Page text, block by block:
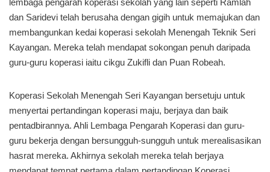
lembaga pengarah koperasi sekolah yang lain seperti Ramlah
dan Saridevi telah berusaha dengan gigih untuk memajukan dan
membangunkan kedai koperasi sekolah Menengah Teknik Seri
Kayangan. Mereka telah mendapat sokongan penuh daripada
guru-guru koperasi iaitu cikgu Zukifli dan Puan Robeah.
Koperasi Sekolah Menengah Seri Kayangan bersetuju untuk
menyertai pertandingan koperasi maju, berjaya dan baik
pentadbirannya. Ahli Lembaga Pengarah Koperasi dan guru-
guru bekerja dengan bersungguh-sungguh untuk merealisasikan
hasrat mereka. Akhirnya sekolah mereka telah berjaya